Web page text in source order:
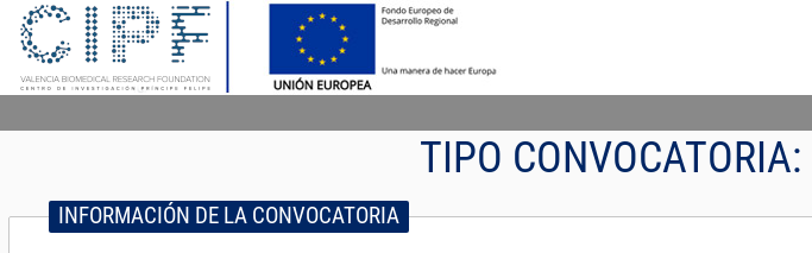
TIPO CONVOCATORIA:
INFORMACIÓN DE LA CONVOCATORIA